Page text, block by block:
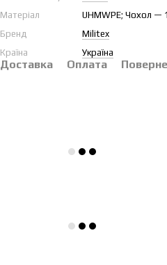
Матеріал
UHMWPE; Чохол —
Бренд
Militex
Країна
Україна
Доставка Оплата